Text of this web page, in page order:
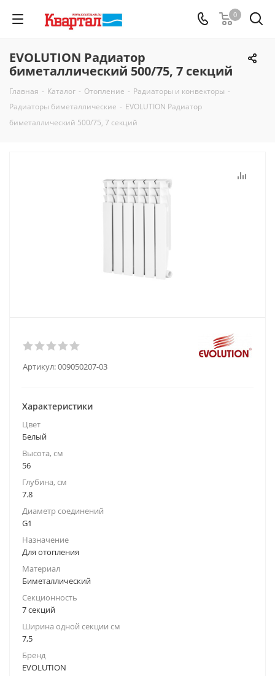
0
EVOLUTION Радиатор
биметаллический 500/75, 7 секций
Главная - Каталог - Отопление - Радиаторы и конвекторы -
Радиаторы биметаллические - EVOLUTION Радиатор
биметаллический 500/75, 7 секций
Артикул:009050207-03
Характеристики
Цвет
Белый
Высота, см
56
Глубина, см
7.8
Диаметр соединений
G1
Назначение
Для отопления
Материал
Биметаллический
Секционность
7 секций
Ширина одной секции см
7,5
Бренд
EVOLUTION